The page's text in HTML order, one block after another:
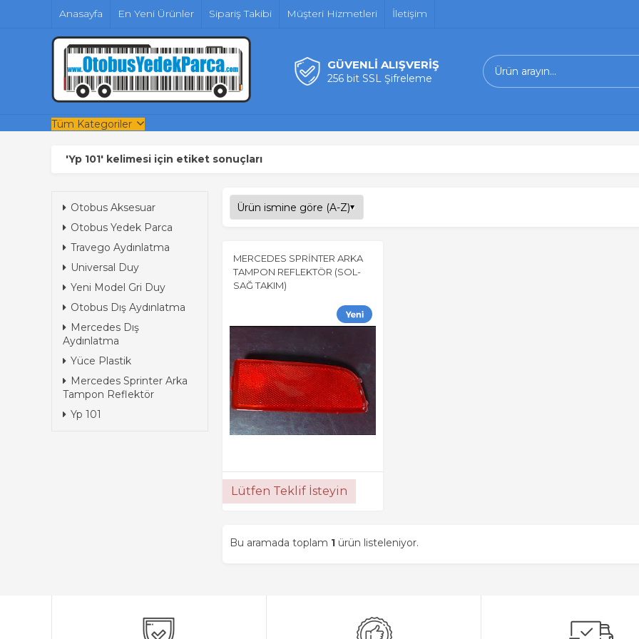
Anasayfa En Yeni Ürünler Sipariş Takibi Müşteri Hizmetleri İletişim
GÜVENLİ ALIŞVERİŞ
256 bit SSL Şifreleme
Tüm Kategoriler
'Yp 101' kelimesi için etiket sonuçları
Otobus Aksesuar
Otobus Yedek Parca
Travego Aydınlatma
Universal Duy
Yeni Model Gri Duy
Otobus Dış Aydınlatma
Mercedes Dış
Aydınlatma
Yüce Plastik
Mercedes Sprinter Arka
Tampon Reflektör
Yp 101
MERCEDES SPRİNTER ARKA
TAMPON REFLEKTÖR (SOL-
SAĞ TAKIM)
Lütfen Teklif İsteyin
Bu aramada toplam 1 ürün listeleniyor.